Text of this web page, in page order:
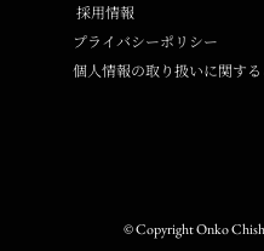
採用情報
プライバシーポリシー
個人情報の取り扱いに関す
© Copyright Onko